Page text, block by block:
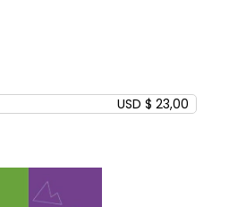
USD $ 23,00